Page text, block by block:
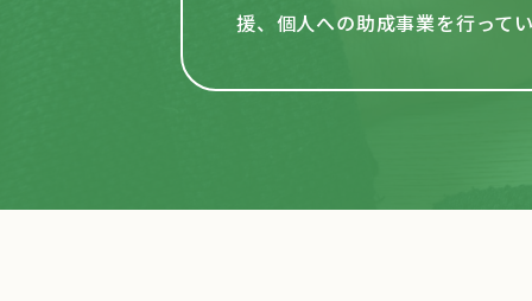
援、個人への助成事業を行って